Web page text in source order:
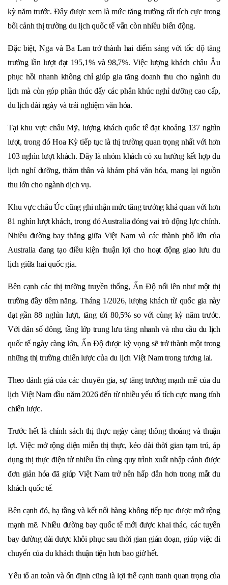
kỳ năm trước. Đây được xem là mức tăng trưởng rất tích cực trong
bối cảnh thị trường du lịch quốc tế vẫn còn nhiều biến động.
Đặc biệt, Nga và Ba Lan trở thành hai điểm sáng với tốc độ tăng
trưởng lần lượt đạt 195,1% và 98,7%. Việc lượng khách châu Âu
phục hồi nhanh không chỉ giúp gia tăng doanh thu cho ngành du
lịch mà còn góp phần thúc đẩy các phân khúc nghỉ dưỡng cao cấp,
du lịch dài ngày và trải nghiệm văn hóa.
Tại khu vực châu Mỹ, lượng khách quốc tế đạt khoảng 137 nghìn
lượt, trong đó Hoa Kỳ tiếp tục là thị trường quan trọng nhất với hơn
103 nghìn lượt khách. Đây là nhóm khách có xu hướng kết hợp du
lịch nghỉ dưỡng, thăm thân và khám phá văn hóa, mang lại nguồn
thu lớn cho ngành dịch vụ.
Khu vực châu Úc cũng ghi nhận mức tăng trưởng khả quan với hơn
81 nghìn lượt khách, trong đó Australia đóng vai trò động lực chính.
Nhiều đường bay thẳng giữa Việt Nam và các thành phố lớn của
Australia đang tạo điều kiện thuận lợi cho hoạt động giao lưu du
lịch giữa hai quốc gia.
Bên cạnh các thị trường truyền thống, Ấn Độ nổi lên như một thị
trường đầy tiềm năng. Tháng 1/2026, lượng khách từ quốc gia này
đạt gần 88 nghìn lượt, tăng tới 80,5% so với cùng kỳ năm trước.
Với dân số đông, tầng lớp trung lưu tăng nhanh và nhu cầu du lịch
quốc tế ngày càng lớn, Ấn Độ được kỳ vọng sẽ trở thành một trong
những thị trường chiến lược của du lịch Việt Nam trong tương lai.
Theo đánh giá của các chuyên gia, sự tăng trưởng mạnh mẽ của du
lịch Việt Nam đầu năm 2026 đến từ nhiều yếu tố tích cực mang tính
chiến lược.
Trước hết là chính sách thị thực ngày càng thông thoáng và thuận
lợi. Việc mở rộng diện miễn thị thực, kéo dài thời gian tạm trú, áp
dụng thị thực điện tử nhiều lần cùng quy trình xuất nhập cảnh được
đơn giản hóa đã giúp Việt Nam trở nên hấp dẫn hơn trong mắt du
khách quốc tế.
Bên cạnh đó, hạ tầng và kết nối hàng không tiếp tục được mở rộng
mạnh mẽ. Nhiều đường bay quốc tế mới được khai thác, các tuyến
bay đường dài được khôi phục sau thời gian gián đoạn, giúp việc di
chuyển của du khách thuận tiện hơn bao giờ hết.
Yếu tố an toàn và ổn định cũng là lợi thế cạnh tranh quan trọng của